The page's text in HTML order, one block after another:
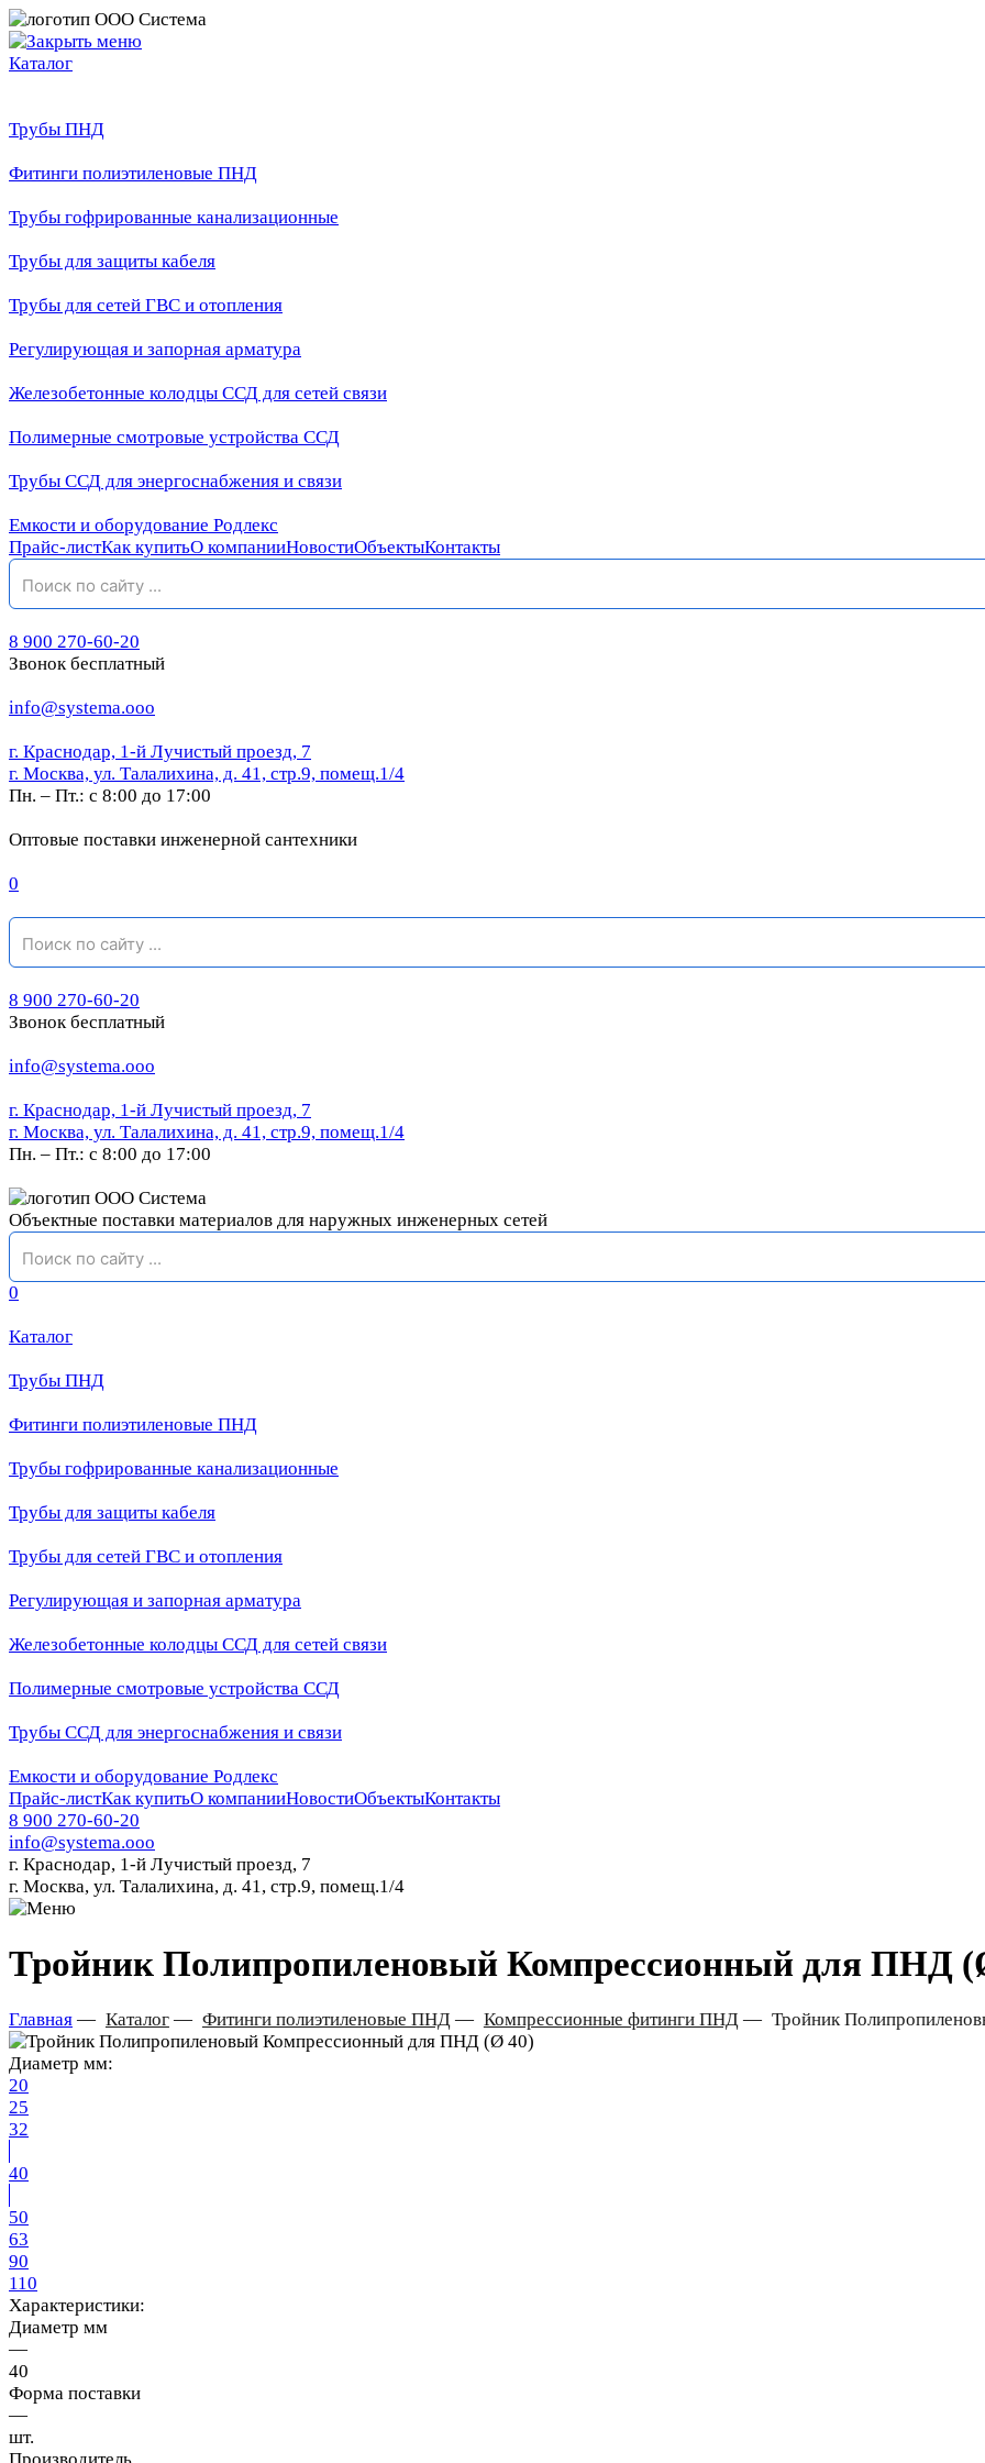
Каталог
Трубы ПНД
Фитинги полиэтиленовые ПНД
Трубы гофрированные канализационные
Трубы для защиты кабеля
Трубы для сетей ГВС и отопления
Регулирующая и запорная арматура
Железобетонные колодцы ССД для сетей связи
Полимерные смотровые устройства ССД
Трубы ССД для энергоснабжения и связи
Емкости и оборудование Родлекс
Прайс-листКак купитьО компанииНовостиОбъектыКонтакты
8 900 270-60-20
Звонок бесплатный
info@systema.ooo
г. Краснодар, 1-й Лучистый проезд, 7
г. Москва, ул. Талалихина, д. 41, стр.9, помещ.1/4
Пн. – Пт.: с 8:00 до 17:00
Оптовые поставки инженерной сантехники
0
8 900 270-60-20
Звонок бесплатный
info@systema.ooo
г. Краснодар, 1-й Лучистый проезд, 7
г. Москва, ул. Талалихина, д. 41, стр.9, помещ.1/4
Пн. – Пт.: с 8:00 до 17:00
Объектные поставки материалов для наружных инженерных сетей
0
Каталог
Трубы ПНД
Фитинги полиэтиленовые ПНД
Трубы гофрированные канализационные
Трубы для защиты кабеля
Трубы для сетей ГВС и отопления
Регулирующая и запорная арматура
Железобетонные колодцы ССД для сетей связи
Полимерные смотровые устройства ССД
Трубы ССД для энергоснабжения и связи
Емкости и оборудование Родлекс
Прайс-листКак купитьО компанииНовостиОбъектыКонтакты
8 900 270-60-20
info@systema.ooo
г. Краснодар, 1-й Лучистый проезд, 7
г. Москва, ул. Талалихина, д. 41, стр.9, помещ.1/4
Тройник Полипропиленовый Компрессионный для ПНД
Главная — Каталог— Фитинги полиэтиленовые ПНД — Компрессионные фитинги ПНД — Тройник
Диаметр мм:
20
25
32
40
50
63
90
110
Характеристики:
Диаметр мм
—
40
Форма поставки
—
шт.